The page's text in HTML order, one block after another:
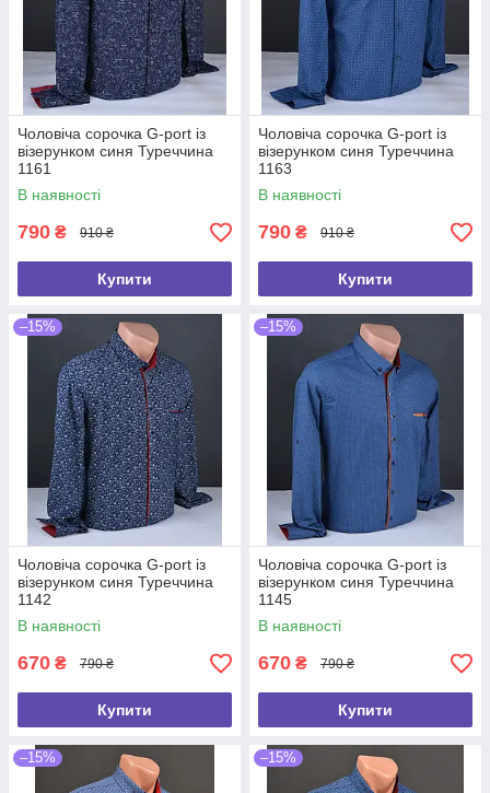
Чоловіча сорочка G-port із
візерунком синя Туреччина
1161
В наявності
790 ₴ 910 ₴
Купити
Чоловіча сорочка G-port із
візерунком синя Туреччина
1163
В наявності
790 ₴ 910 ₴
Купити
–15%
Чоловіча сорочка G-port із
візерунком синя Туреччина
1142
В наявності
670 ₴ 790 ₴
Купити
–15%
Чоловіча сорочка G-port із
візерунком синя Туреччина
1145
В наявності
670 ₴ 790 ₴
Купити
–15% –15%